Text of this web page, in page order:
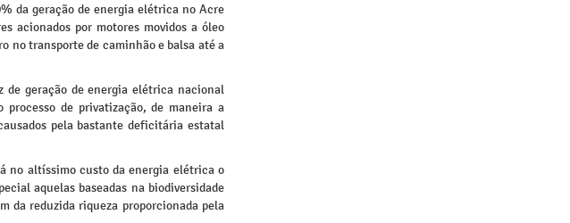
da geração de energia elétrica no Acre
acionados por motores movidos a óleo
no transporte de caminhão e balsa até a
de geração de energia elétrica nacional
de privatização, de maneira a
pela bastante deficitária estatal
no altíssimo custo da energia elétrica o
aquelas baseadas na biodiversidade
da reduzida riqueza proporcionada pela